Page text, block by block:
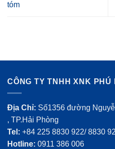
tóm
CÔNG TY TNHH XNK PHÚ
Địa Chỉ: Số1356 đường
, TP.Hải Phòng
Tel: +84 225 8830 922/ 8830
Hotline: 0911 386 006